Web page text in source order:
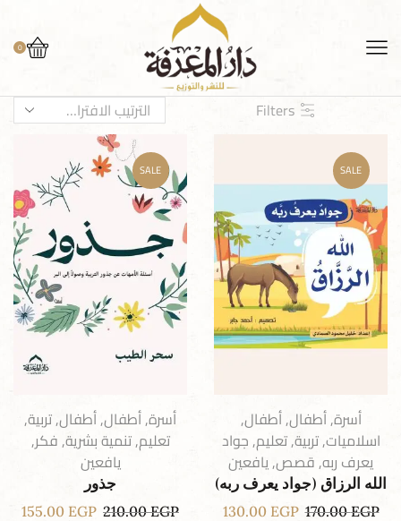
0
Filters
SALE
أسرة,أطفال,أطفال,
اسلاميات,تربية,تعليم,جواد
يعرف ربه,قصص,يافعين
الله الرزاق (جواد يعرف ربه)
170.00EGP
130.00 EGP
SALE
أسرة,أطفال,أطفال,تربية,
تعليم,تنمية بشرية,فكر,
يافعين
جذور
210.00EGP
155.00 EGP